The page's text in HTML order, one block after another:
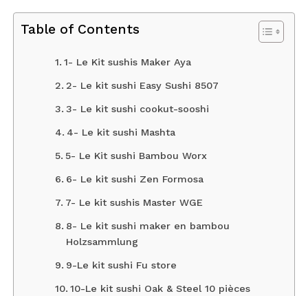
Table of Contents
1- Le Kit sushis Maker Aya
2- Le kit sushi Easy Sushi 8507
3- Le kit sushi cookut-sooshi
4- Le kit sushi Mashta
5- Le Kit sushi Bambou Worx
6- Le kit sushi Zen Formosa
7- Le kit sushis Master WGE
8- Le kit sushi maker en bambou
Holzsammlung
9-Le kit sushi Fu store
10-Le kit sushi Oak & Steel 10 pièces